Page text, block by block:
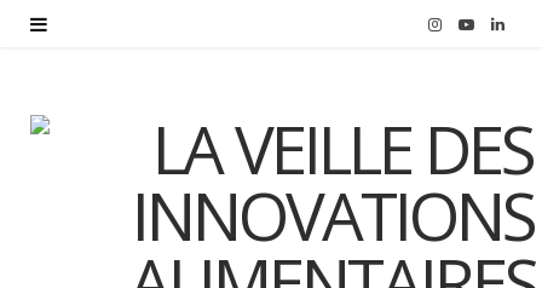
I
t
g
Y
T
u
b
L
k
e
d